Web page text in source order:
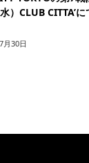
）CLUB CITTA’に
月30日